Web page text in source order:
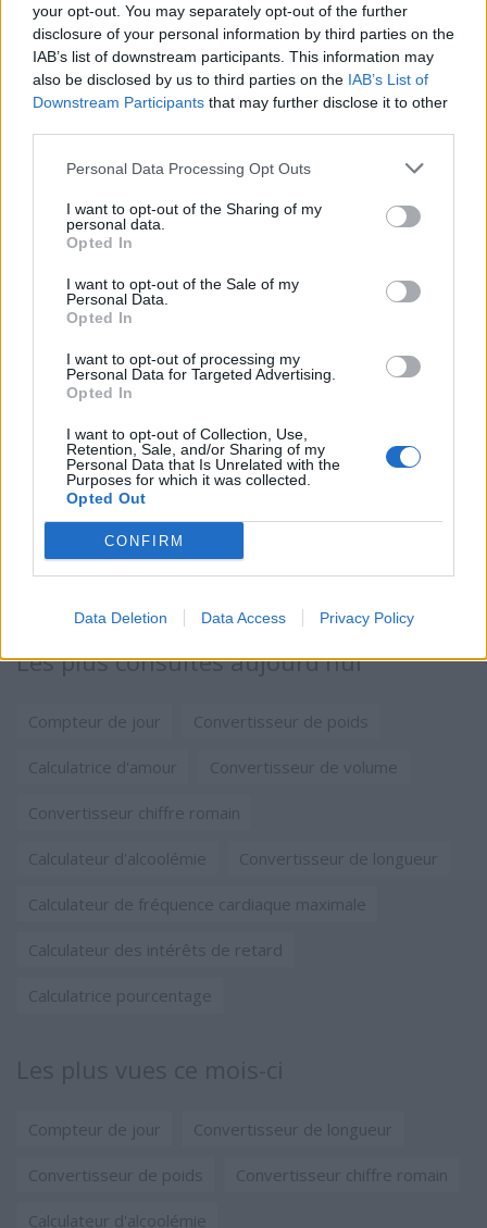
your opt-out. You may separately opt-out of the further
disclosure of your personal information by third parties on the
IAB’s list of downstream participants. This information may
also be disclosed by us to third parties on the IAB’s List of
Downstream Participants that may further disclose it to other
Personal Data Processing Opt Outs
I want to opt-out of the Sharing of my
personal data.
Opted In
I want to opt-out of the Sale of my
Personal Data.
Opted In
I want to opt-out of processing my
Personal Data for Targeted Advertising.
Opted In
I want to opt-out of Collection, Use,
Retention, Sale, and/or Sharing of my
Personal Data that Is Unrelated with the
Purposes for which it was collected.
Opted Out
CONFIRM
Data Deletion Data Access Privacy Policy
Sources et plus d'informations
Nick Trefethen: BMI
BMI: Does the Body Mass Index need fixing
Vous pourriez aussi être
intéressé par
Comment calculer l'IMC / Calculer l'IMC
Les plus consultés aujourd'hui
Compteur de jour Convertisseur de poids
Calculatrice d'amour Convertisseur de volume
Convertisseur chiffre romain
Calculateur d'alcoolémie Convertisseur de longueur
Calculateur de fréquence cardiaque maximale
Calculateur des intérêts de retard
Calculatrice pourcentage
Compteur de jour Convertisseur de longueur
Convertisseur de poids Convertisseur chiffre romain
Calculateur d'alcoolémie